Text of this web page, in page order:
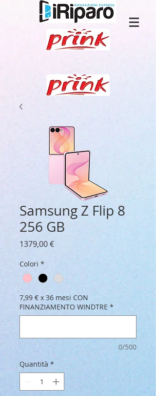
Samsung Z Flip 8
256 GB
1379,00 €Prezzo
Colori *
7,99 € x 36 mesi CON
FINANZIAMENTO WINDTRE *
0/500
Quantità *